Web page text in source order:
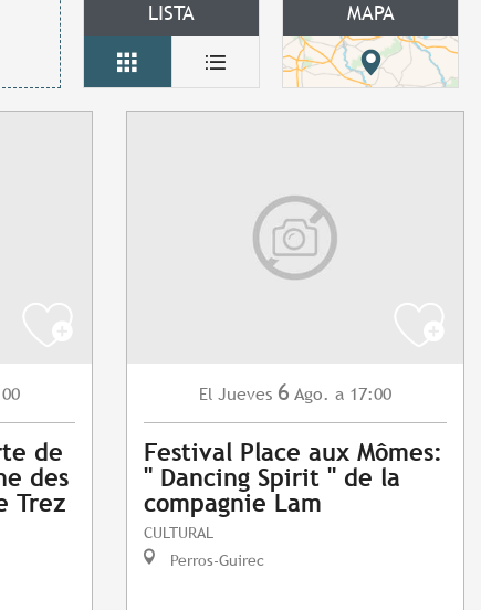
LISTA MAPA
de
des
Trez
El Jueves 6 Ago. a 17:00
Festival Place aux Mômes:
" Dancing Spirit " de la
compagnie Lam
CULTURAL
Perros-Guirec